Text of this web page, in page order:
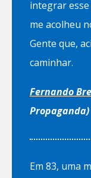
integrar
me acolheu
Gente que,
caminhar.
Fernando
Propaganda)
Em 83, uma